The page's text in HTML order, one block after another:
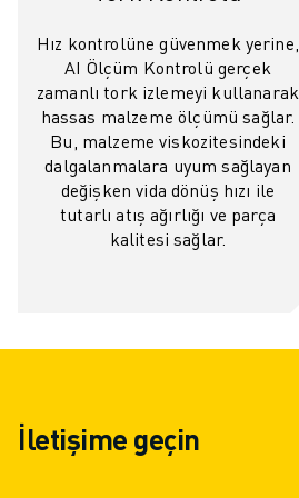
ELEKTRONIK
YIYECEK VE IÇECEK
MEDIKAL
PLASTIK
DEPOLAMA, LOJISTIK, SEVKIYAT
UYGULAMALAR
TÜM UYGULAMALAR
YÜKSEK HIZLI DELME VE KILAVUZ ÇEKME
ENJEKSIYON
Hız kontrolüne güvenmek yerine,
AI Ölçüm Kontrolü gerçek
zamanlı tork izlemeyi kullanarak
hassas malzeme ölçümü sağlar.
Bu, malzeme viskozitesindeki
dalgalanmalara uyum sağlayan
değişken vida dönüş hızı ile
tutarlı atış ağırlığı ve parça
kalitesi sağlar.
İletişime geçin